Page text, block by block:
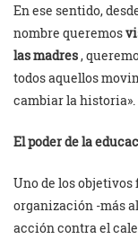
En ese sentido,
nombre queremos
las madres,
todos aquellos
cambiar la historia».
El poder de la
Uno de los objetivos
organización -más
acción contra el